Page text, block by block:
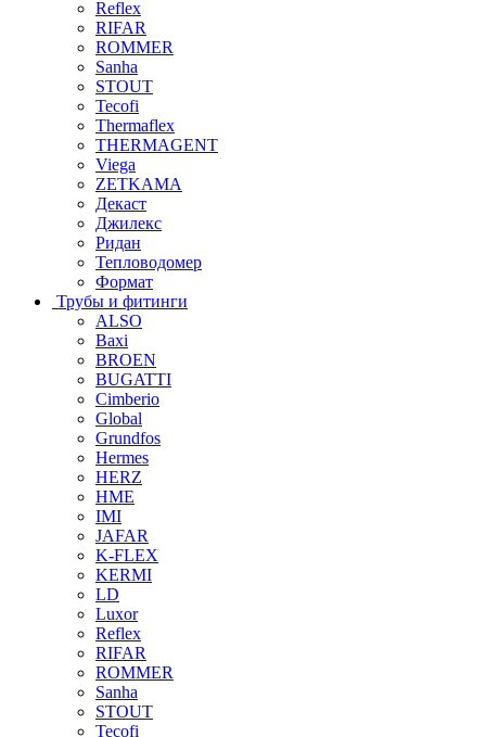
Reflex
RIFAR
ROMMER
Sanha
STOUT
Tecofi
Thermaflex
THERMAGENT
Viega
ZETKAMA
Декаст
Джилекс
Ридан
Тепловодомер
Формат
Трубы и фитинги
ALSO
Baxi
BROEN
BUGATTI
Cimberio
Global
Grundfos
Hermes
HERZ
HME
IMI
JAFAR
K-FLEX
KERMI
LD
Luxor
Reflex
RIFAR
ROMMER
Sanha
STOUT
Tecofi